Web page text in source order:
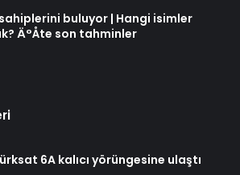
buluyor | Hangi isimler
Ä°Åte son tahminler
6A kalıcı yörüngesine ulaştı